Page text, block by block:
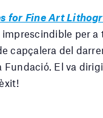
for Fine Art
per a
capçalera del
Fundació. El va